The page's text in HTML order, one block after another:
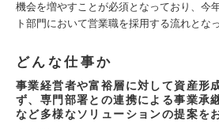
機会を増やすことが必須となっており、今
ト部門において営業職を採用する流れとな
どんな仕事か
事業経営者や富裕層に対して資産形
ず、専門部署との連携による事業承
など多様なソリューションの提案を